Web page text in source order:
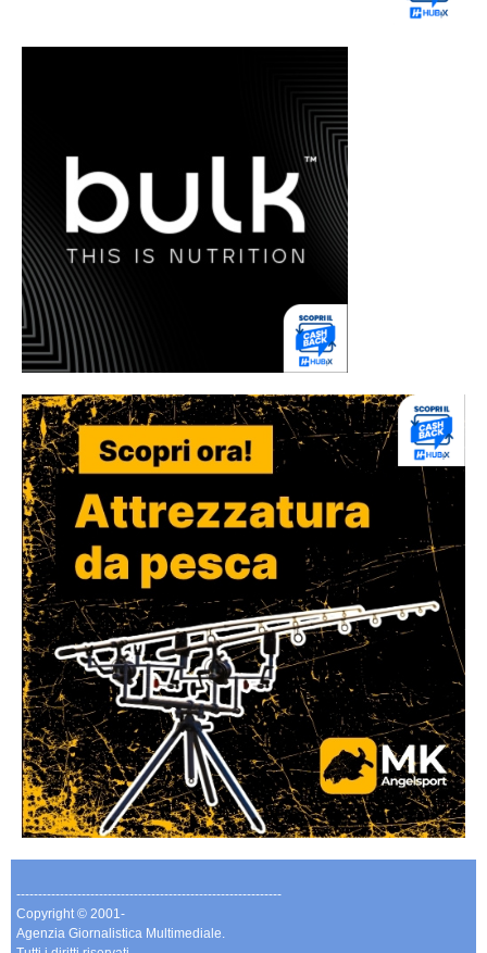
-------------------------------------------------------------
Copyright © 2001-
Agenzia Giornalistica Multimediale.